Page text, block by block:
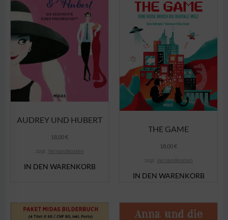
AUDREY UND HUBERT
18,00€
zzgl. Versandkosten
IN DEN WARENKORB
THE GAME
18,00€
zzgl. Versandkosten
IN DEN WARENKORB